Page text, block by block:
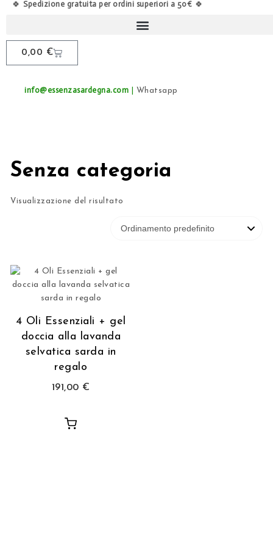
🍀 Spedizione gratuita per ordini superiori a 50€ 🍀
0,00 €
info@essenzasardegna.com Whatsapp
Senza categoria
Visualizzazione del risultato
4 Oli Essenziali + gel
doccia alla lavanda
selvatica sarda in
regalo
191,00 €